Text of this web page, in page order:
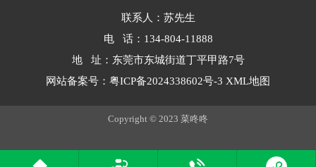
联系人：苏先生
电 话：134-804-11888
地 址：东莞市东城街道丁平甲路7号
网站备案号： 粤ICP备2024338602号-3 XML地图
Copyright © 2023 菜咚咚